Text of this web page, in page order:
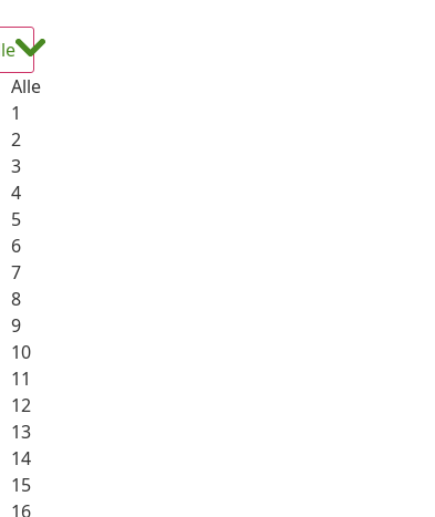
Alle
1
2
3
4
5
6
7
8
9
10
11
12
13
14
15
16